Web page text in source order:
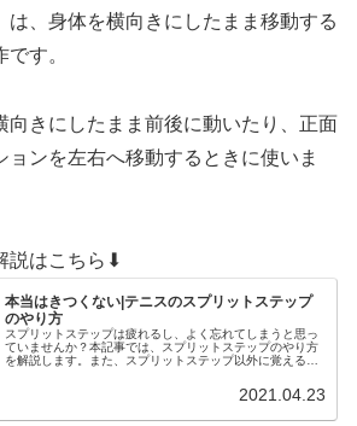
は、身体を横向きにしたまま移動する
す。
向きにしたまま前後に動いたり、正面
ョンを左右へ移動するときに使いま
説はこちら⬇︎
本当はきつくない|テニスのスプリットステップ
のやり方
スプリットステップは疲れるし、よく忘れてしまうと思っ
ていませんか？本記事では、スプリットステップのやり方
を解説します。また、スプリットステップ以外に覚えるべ
2021.04.23